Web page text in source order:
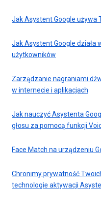
Jak Asystent Google używa
Jak Asystent Google działa
użytkowników
Zarządzanie nagraniami
w internecie i aplikacjach
Jak nauczyć Asystenta
głosu za pomocą funkcji
Face Match na urządzeniu
Chronimy prywatność
technologie aktywacji